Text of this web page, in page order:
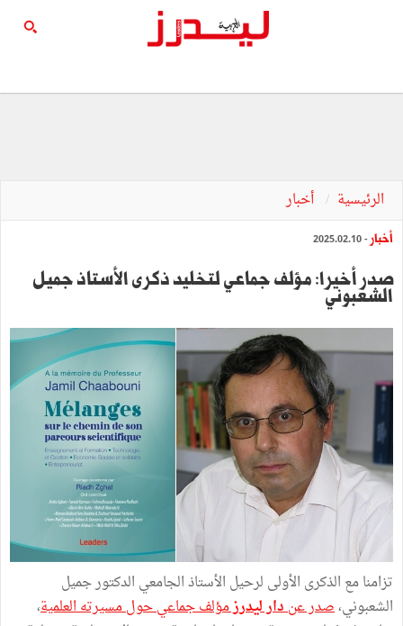
الرئيسية أخبار
أخبار - 2025.02.10
صدر أخيرا: مؤلف جماعي لتخليد ذكرى الأستاذ جميل
الشعبوني
تزامنا مع الذكرى الأولى لرحيل الأستاذ الجامعي الدكتور جميل
الشعبوني،صدر عندارليدرزمؤلف جماعي حول مسيرته العلمية،